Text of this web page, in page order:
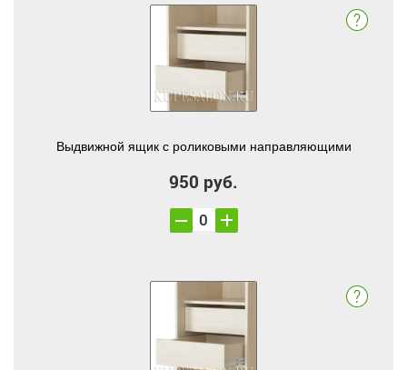
Выдвижной ящик с роликовыми направляющими
950 руб.